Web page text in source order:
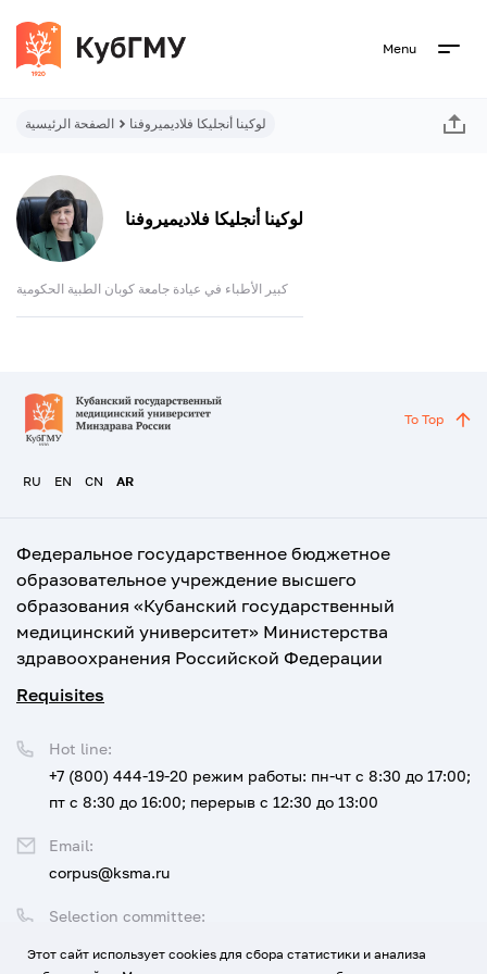
Menu
الصفحة الرئيسية لوكينا أنجليكا فلاديميروفنا
لوكينا أنجليكا فلاديميروفنا
كبير الأطباء في عيادة جامعة كوبان الطبية الحكومية
RU EN CN AR
To Top
Федеральное государственное бюджетное
образовательное учреждение высшего
образования «Кубанский государственный
медицинский университет» Министерства
здравоохранения Российской Федерации
Requisites
Selection committee:
Hot line:
+7 (800) 444-19-20 режим работы: пн-чт с 8:30 до 17:00;
пт с 8:30 до 16:00; перерыв с 12:30 до 13:00
Email:
corpus@ksma.ru
Этот сайт использует cookies для сбора статистики и анализа